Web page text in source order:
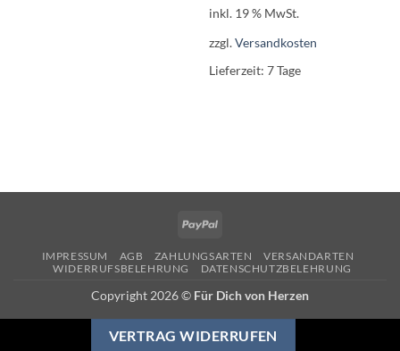
inkl. 19 % MwSt.
zzgl.Versandkosten
Lieferzeit: 7 Tage
PayPal
IMPRESSUM AGB ZAHLUNGSARTEN
VERSANDARTEN
WIDERRUFSBELEHRUNG
DATENSCHUTZBELEHRUNG
Copyright 2026 © Für Dich von Herzen
VERTRAG WIDERRUFEN